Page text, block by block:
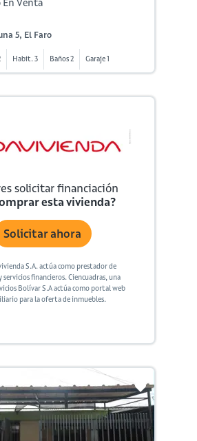
Venta
5, El Faro
Habit. 3 Baños 2 Garaje 1
solicitar financiación
esta vivienda?
Solicitar ahora
S.A. actúa como prestador de
servicios financieros. Ciencuadras, una
Bolívar S.A actúa como portal web
para la oferta de inmuebles.